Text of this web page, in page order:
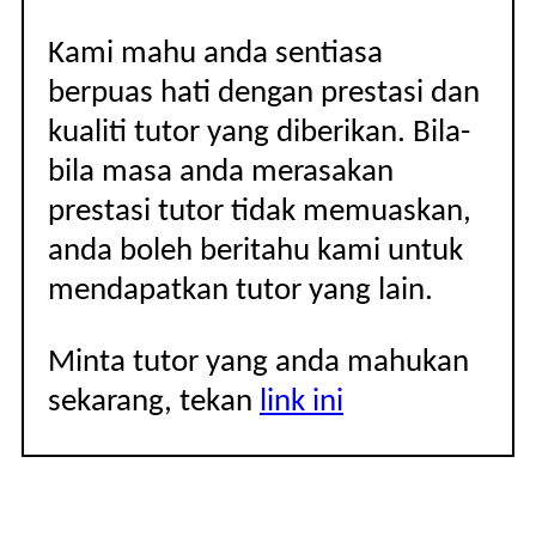
Kami mahu anda sentiasa
berpuas hati dengan prestasi dan
kualiti tutor yang diberikan. Bila-
bila masa anda merasakan
prestasi tutor tidak memuaskan,
anda boleh beritahu kami untuk
mendapatkan tutor yang lain.
Minta tutor yang anda mahukan
sekarang, tekan link ini